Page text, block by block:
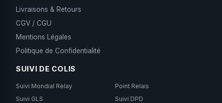
Livraisons & Retours
CGV / CGU
Mentions Légales
Politique de Confidentialité
SUIVI DE COLIS
Suivi Mondial Relay
Point Relais
Suivi GLS
Suivi DPD